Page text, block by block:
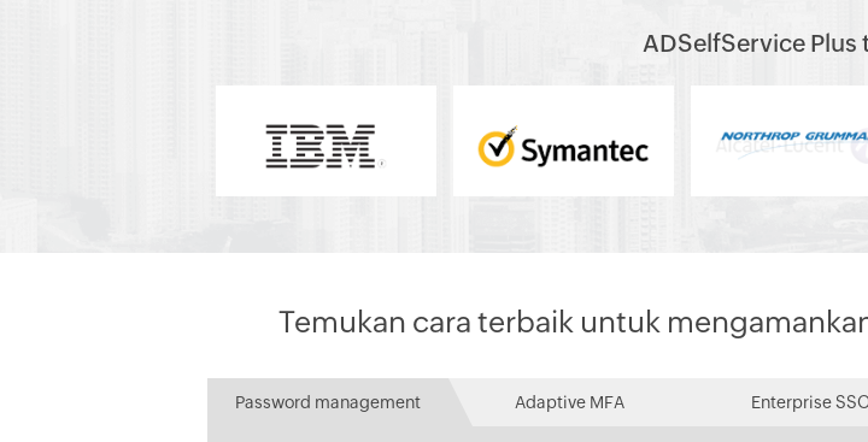
ADSelfService
Temukan cara terbaik untuk
Password management Adaptive MFA Enterprise